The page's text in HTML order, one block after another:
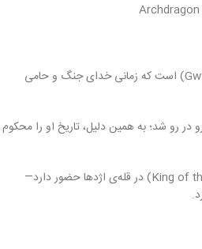
به‌احتمال بسیار، پسر اول گوین (Gwyn) است که زمانی خدای جنگ و حامی
در رو شد؛ به همین دلیل، تاریخ او را محکوم
اکنون سوار بر اژدهایش (King of the Storm) در قله‌ی اژدها حضور دارد—